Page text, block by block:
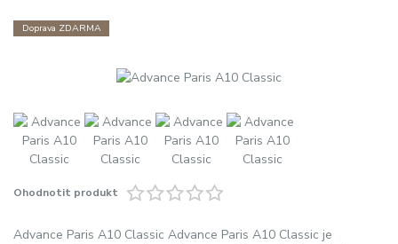
Doprava ZDARMA
Ohodnotit produkt
Advance Paris A10 Classic Advance Paris A10 Classic je